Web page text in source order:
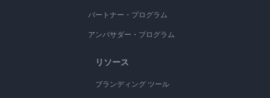
パートナー・プログラム
アンバサダー・プログラム
リソース
ブランディング ツール